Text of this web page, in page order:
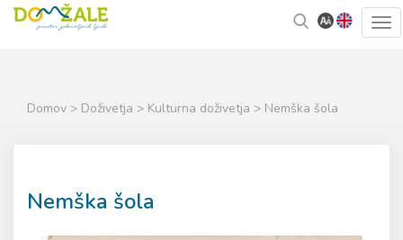
Skoči
na
Kazalo
strani
Domov > Doživetja > Kulturna doživetja > Nemška šola
Nemška šola